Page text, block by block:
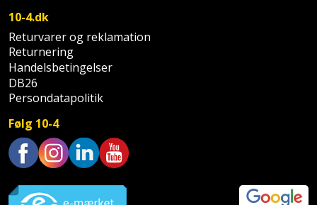
Skruestik
Skruetrækker
Skruetvinge
Slibeartikler
Smøring
rustopløser
Limpistol
Linjelaser
Loddekolbe
Luftværktøj
Måleinstrumenter
Malersprøjte
Pavillon
Personlig
pleje
Plantekasser
Postkasse
Postkassestander
10-4.dk
Returvarer og reklamation
Returnering
Handelsbetingelser
DB26
Persondatapolitik
Følg 10-4